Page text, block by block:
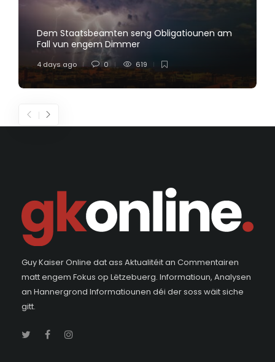
Dem Staatsbeamten seng Obligatiounen am
Fall vun engem Dimmer
4 days ago 0 619
Guy Kaiser Online dat ass Aktualitéit an Commentairen
matt engem Fokus op Lëtzebuerg. Informatioun, Analysen
an Hannergrond Informatiounen déi der soss wäit siche
gitt.